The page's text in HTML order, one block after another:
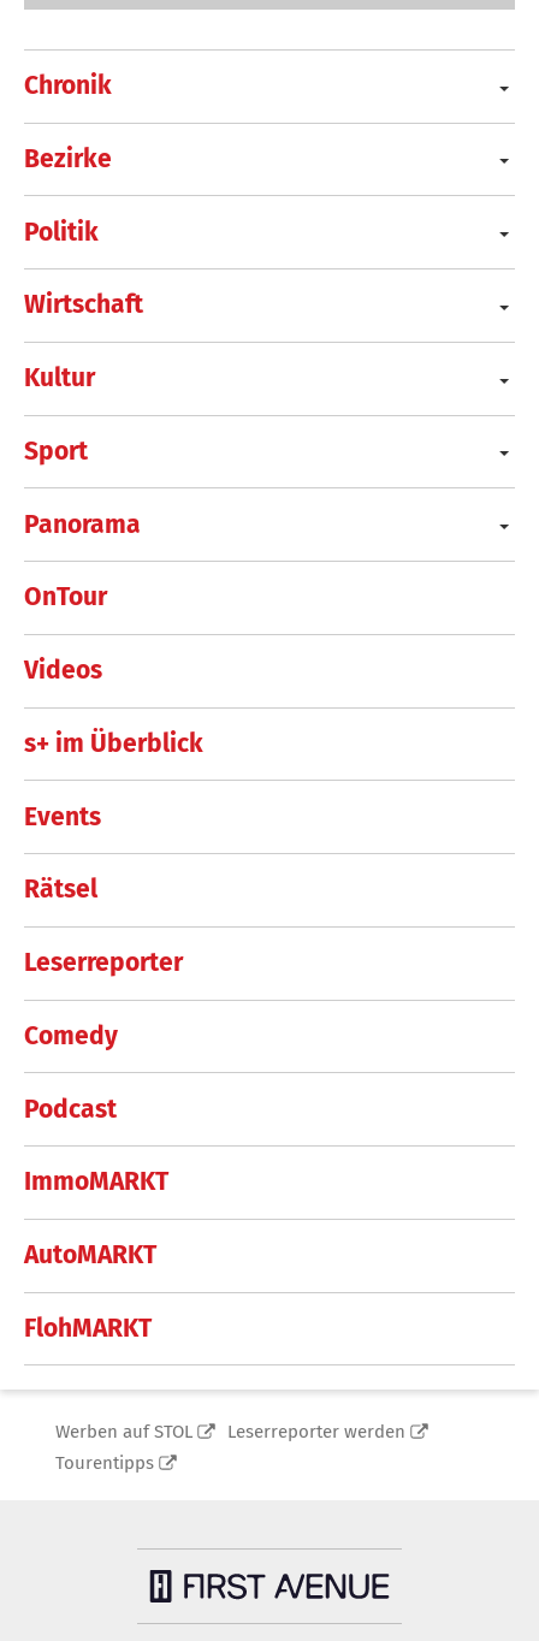
Chronik
Bezirke
Politik
Wirtschaft
Kultur
Sport
Panorama
OnTour
Videos
s+ im Überblick
Events
Rätsel
Leserreporter
Comedy
Podcast
ImmoMARKT
AutoMARKT
FlohMARKT
Werben auf STOL
Leserreporter werden
Tourentipps